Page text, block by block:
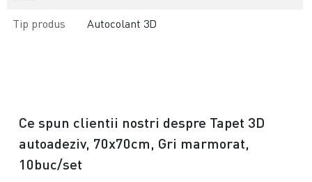
Tip produs Autocolant 3D
Ce spun clientii nostri despre Tapet 3D
autoadeziv, 70x70cm, Gri marmorat,
10buc/set